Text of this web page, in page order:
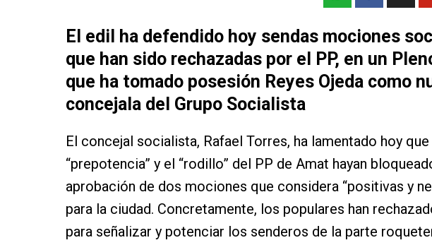
El edil ha defendido hoy sendas mociones
que han sido rechazadas por el PP, en un
que ha tomado posesión Reyes Ojeda como
concejala del Grupo Socialista
El concejal socialista, Rafael Torres, ha lamentado hoy que
“prepotencia” y el “rodillo” del PP de Amat hayan
aprobación de dos mociones que considera “positivas y
para la ciudad. Concretamente, los populares han
para señalizar y potenciar los senderos de la parte